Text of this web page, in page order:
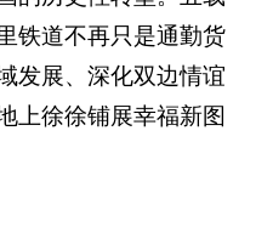
铁道不再只是通勤货
发展、深化双边情谊
上徐徐铺展幸福新图